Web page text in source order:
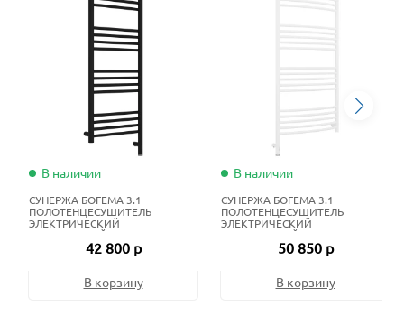
В наличии
СУНЕРЖА БОГЕМА 3.1
ПОЛОТЕНЦЕСУШИТЕЛЬ
ЭЛЕКТРИЧЕСКИЙ
ЖИДКОСТНЫЙ 100Х40 СМ
МАТОВЫЙ ЧЁРНЫЙ
42 800 р
В корзину
В наличии
СУНЕРЖА БОГЕМА 3.1
ПОЛОТЕНЦЕСУШИТЕЛЬ
ЭЛЕКТРИЧЕСКИЙ
ЖИДКОСТНЫЙ 120Х60 СМ
МАТОВЫЙ БЕЛЫЙ
50 850 р
В корзину